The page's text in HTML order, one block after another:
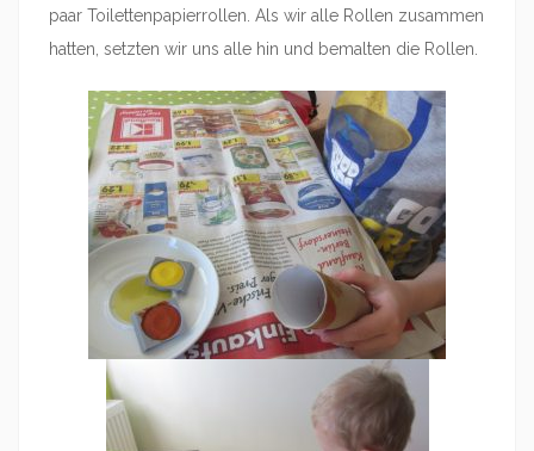
paar Toilettenpapierrollen. Als wir alle Rollen zusammen
hatten, setzten wir uns alle hin und bemalten die Rollen.